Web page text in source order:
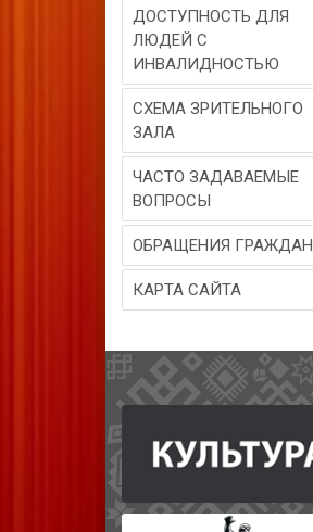
ДОСТУПНОСТЬ ДЛЯ
ЛЮДЕЙ С
ИНВАЛИДНОСТЬЮ
СХЕМА ЗРИТЕЛЬНОГО
ЗАЛА
ЧАСТО ЗАДАВАЕМЫЕ
ВОПРОСЫ
ОБРАЩЕНИЯ ГРАЖДАН
КАРТА САЙТА